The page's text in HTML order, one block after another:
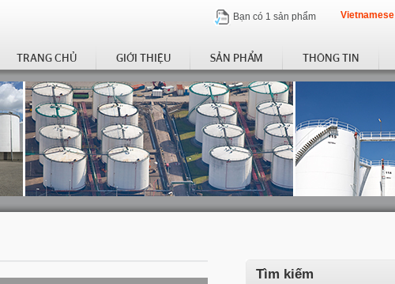
Bạn có 1 sản phẩm Vietnamese
TRANG CHỦ GIỚI THIỆU SẢN PHẨM THÔNG TIN
Tìm kiếm